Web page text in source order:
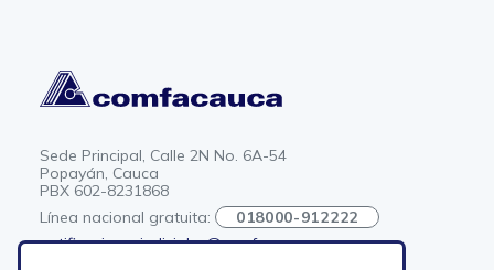
Sede Principal, Calle 2N No. 6A-54
Popayán, Cauca
PBX 602-8231868
Línea nacional gratuita:
018000-912222
notificacionesjudiciales@comfacauca.com